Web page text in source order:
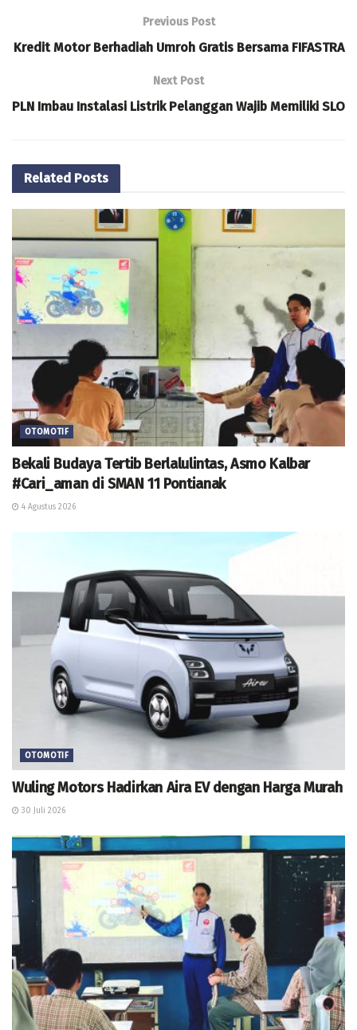
Previous Post
Kredit Motor Berhadiah Umroh Gratis Bersama FIFASTRA
Next Post
PLN Imbau Instalasi Listrik Pelanggan Wajib Memiliki SLO
Related Posts
OTOMOTIF
Bekali Budaya Tertib Berlalulintas, Asmo Kalbar
#Cari_aman di SMAN 11 Pontianak
4 Agustus 2026
OTOMOTIF
Wuling Motors Hadirkan Aira EV dengan Harga Murah
30 Juli 2026